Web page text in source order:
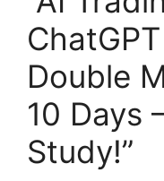
Double
10 Days
Study!”